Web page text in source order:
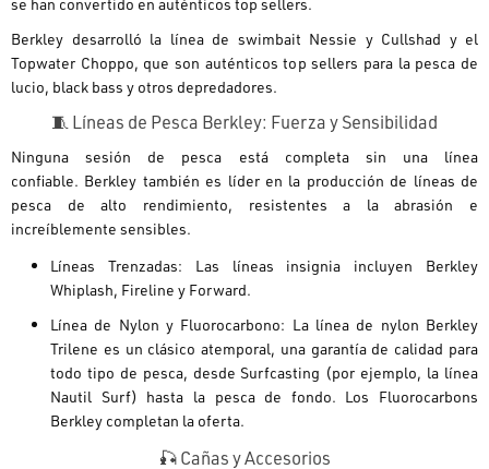
Berkley desarrolló la línea de swimbait Nessie y Cullshad y el
Topwater Choppo, que son auténticos top sellers para la pesca de
lucio, black bass y otros depredadores.
🧵 Líneas de Pesca Berkley: Fuerza y Sensibilidad
Ninguna sesión de pesca está completa sin una línea
confiable. Berkley también es líder en la producción de líneas de
pesca de alto rendimiento, resistentes a la abrasión e
increíblemente sensibles.
Líneas Trenzadas: Las líneas insignia incluyen Berkley
Whiplash, Fireline y Forward.
Línea de Nylon y Fluorocarbono: La línea de nylon Berkley
Trilene es un clásico atemporal, una garantía de calidad para
todo tipo de pesca, desde Surfcasting (por ejemplo, la línea
Nautil Surf) hasta la pesca de fondo. Los Fluorocarbons
Berkley completan la oferta.
🎣 Cañas y Accesorios